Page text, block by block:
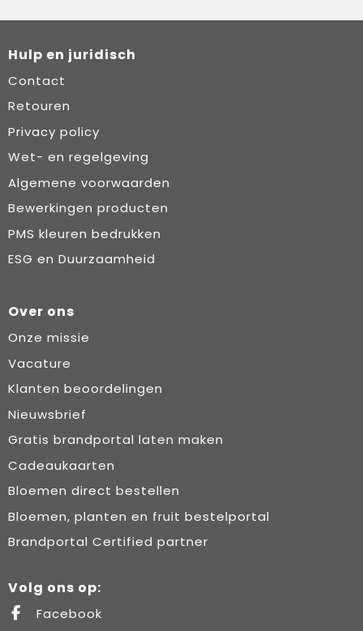
Hulp en juridisch
Contact
Retouren
Privacy policy
Wet- en regelgeving
Algemene voorwaarden
Bewerkingen producten
PMS kleuren bedrukken
ESG en Duurzaamheid
Over ons
Onze missie
Vacature
Klanten beoordelingen
Nieuwsbrief
Gratis brandportal laten maken
Cadeaukaarten
Bloemen direct bestellen
Bloemen, planten en fruit bestelportal
Brandportal Certified partner
Volg ons op:
Facebook